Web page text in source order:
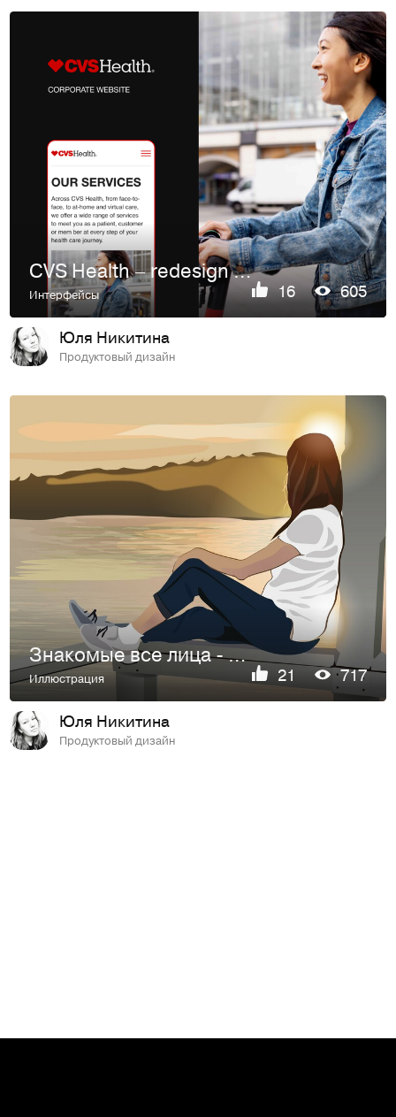
CVS Health – redesign concept
Интерфейсы 16 605
Юля Никитина
Продуктовый дизайн
Знакомые все лица - серия портретов
Иллюстрация 21 717
Юля Никитина
Продуктовый дизайн